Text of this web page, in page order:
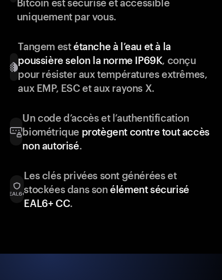
Bitcoin est sécurisé et accessible
uniquement par vous.
Tangem estétanche à l’eau et à la
poussière selon la norme IP69K, conçu
pour résister aux températures extrêmes,
aux EMP, ESC et aux rayons X.
Un code d’accès et l’authentification
biométrique protègent contre tout accès
non autorisé.
Les clés privées sont générées et
stockées dans sonélément sécurisé
EAL6+ CC.